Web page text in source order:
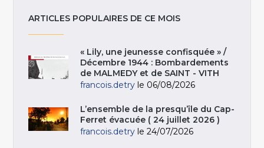
ARTICLES POPULAIRES DE CE MOIS
« Lily, une jeunesse confisquée » /
Décembre 1944 : Bombardements
de MALMEDY et de SAINT - VITH
francois.detry le 06/08/2026
L’ensemble de la presqu’île du Cap-
Ferret évacuée ( 24 juillet 2026 )
francois.detry le 24/07/2026